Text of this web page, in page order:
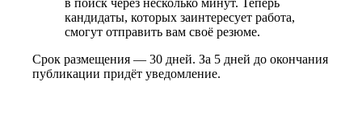
кандидаты, которых заинтересует работа,
смогут отправить вам своё резюме.
Срок размещения — 30 дней. За 5 дней до окончания
публикации придёт уведомление.